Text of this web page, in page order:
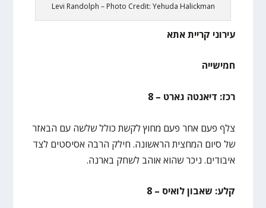
Levi Randolph – Photo Credit: Yehuda Halickman
עירוני קריית אתא
חמישייה
רכז: דיאנטה גארט – 8
צלף פעם אחר פעם מחוץ לקשת כולל שלשה עם הבאזר
של סיום המחצית הראשונה. חילק הרבה אסיסטים לצד
איבודים. ניכר שהוא אוהב לשחק בארנה.
קלע: שאבון לואיס – 8